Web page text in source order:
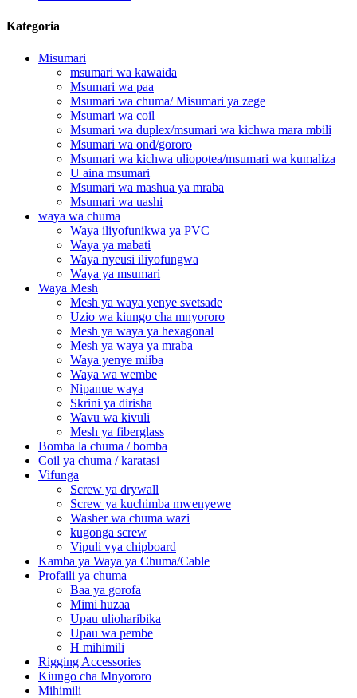
Kategoria
Misumari
msumari wa kawaida
Msumari wa paa
Msumari wa chuma/ Misumari ya zege
Msumari wa coil
Msumari wa duplex/msumari wa kichwa mara mbili
Msumari wa ond/gororo
Msumari wa kichwa uliopotea/msumari wa kumaliza
U aina msumari
Msumari wa mashua ya mraba
Msumari wa uashi
waya wa chuma
Waya iliyofunikwa ya PVC
Waya ya mabati
Waya nyeusi iliyofungwa
Waya ya msumari
Waya Mesh
Mesh ya waya yenye svetsade
Uzio wa kiungo cha mnyororo
Mesh ya waya ya hexagonal
Mesh ya waya ya mraba
Waya yenye miiba
Waya wa wembe
Nipanue waya
Skrini ya dirisha
Wavu wa kivuli
Mesh ya fiberglass
Bomba la chuma / bomba
Coil ya chuma / karatasi
Vifunga
Screw ya drywall
Screw ya kuchimba mwenyewe
Washer wa chuma wazi
kugonga screw
Vipuli vya chipboard
Kamba ya Waya ya Chuma/Cable
Profaili ya chuma
Baa ya gorofa
Mimi huzaa
Upau ulioharibika
Upau wa pembe
H mihimili
Rigging Accessories
Kiungo cha Mnyororo
Mihimili